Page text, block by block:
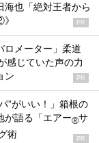
海也「絶対王者から
PR
ロメーター」柔道
感じていた声の力
ン
PR
”がいい！」箱根の
が語る「エアー®サ
術 PR